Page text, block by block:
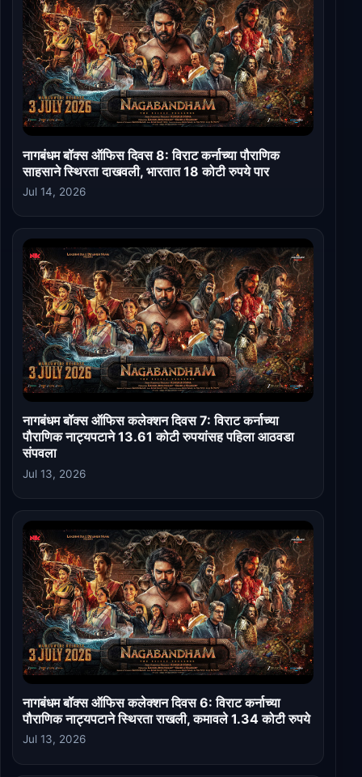
नागबंधम बॉक्स ऑफिस दिवस 8: विराट कर्नाच्या पौराणिक
साहसाने स्थिरता दाखवली, भारतात 18 कोटी रुपये पार
Jul 14, 2026
नागबंधम बॉक्स ऑफिस कलेक्शन दिवस 7: विराट कर्नाच्या
पौराणिक नाट्यपटाने 13.61 कोटी रुपयांसह पहिला आठवडा
संपवला
Jul 13, 2026
नागबंधम बॉक्स ऑफिस कलेक्शन दिवस 6: विराट कर्नाच्या
पौराणिक नाट्यपटाने स्थिरता राखली, कमावले 1.34 कोटी रुपये
Jul 13, 2026